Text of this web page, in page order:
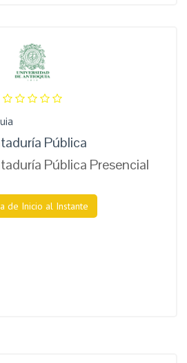
Pública
Pública Presencial
de Inicio al Instante